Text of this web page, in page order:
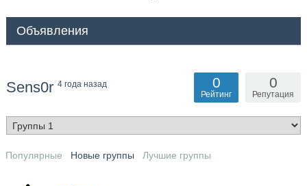
Объявления
Sens0r 4 года назад 0
Репутация
0
Рейтинг
Популярные Новые группы Лучшие группы